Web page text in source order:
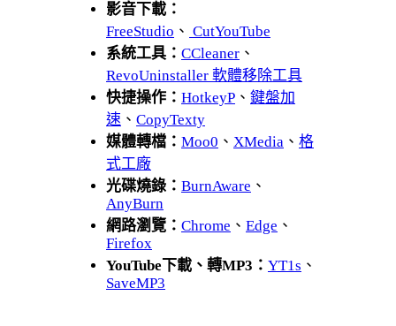
影音下載：
FreeStudio 、 CutYouTube
系統工具： CCleaner 、
RevoUninstaller 軟體移除工具
快捷操作： HotkeyP 、 鍵盤加
速 、 CopyTexty
媒體轉檔： Moo0 、 XMedia 、 格
式工廠
光碟燒錄： BurnAware 、
AnyBurn
網路瀏覽： Chrome 、 Edge 、
Firefox
YouTube下載、轉MP3： YT1s 、
SaveMP3